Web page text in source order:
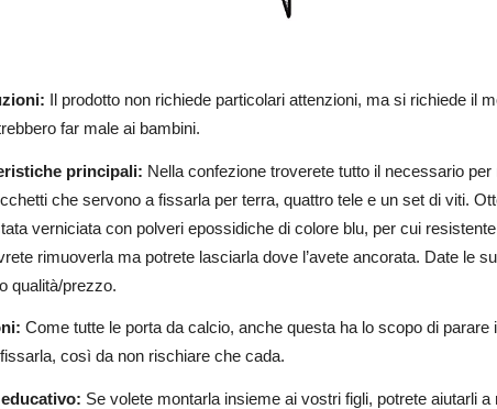
Il prodotto non richiede particolari attenzioni, ma si richiede il
far male ai bambini.
principali: Nella confezione troverete tutto il necessario
che servono a fissarla per terra, quattro tele e un set di viti.
verniciata con polveri epossidiche di colore blu, per cui
rimuoverla ma potrete lasciarla dove l’avete ancorata. Date le
qualità/prezzo.
Come tutte le porta da calcio, anche questa ha lo scopo di
così da non rischiare che cada.
Se volete montarla insieme ai vostri figli, potrete aiutarli